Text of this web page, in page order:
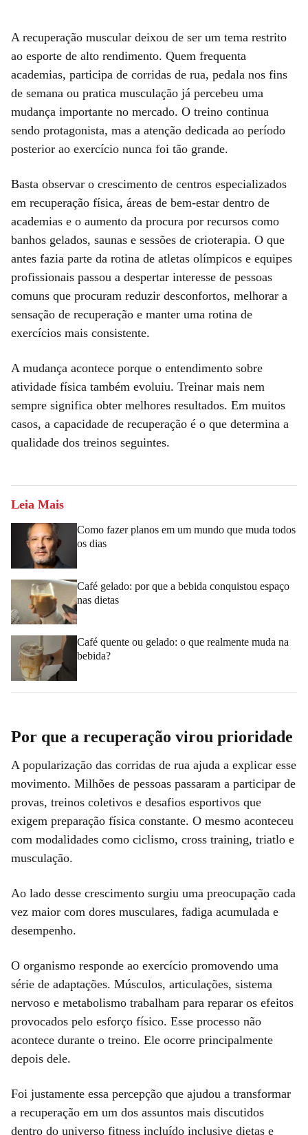
A recuperação muscular deixou de ser um tema restrito
ao esporte de alto rendimento. Quem frequenta
academias, participa de corridas de rua, pedala nos fins
de semana ou pratica musculação já percebeu uma
mudança importante no mercado. O treino continua
sendo protagonista, mas a atenção dedicada ao período
posterior ao exercício nunca foi tão grande.
Basta observar o crescimento de centros especializados
em recuperação física, áreas de bem-estar dentro de
academias e o aumento da procura por recursos como
banhos gelados, saunas e sessões de crioterapia. O que
antes fazia parte da rotina de atletas olímpicos e equipes
profissionais passou a despertar interesse de pessoas
comuns que procuram reduzir desconfortos, melhorar a
sensação de recuperação e manter uma rotina de
exercícios mais consistente.
A mudança acontece porque o entendimento sobre
atividade física também evoluiu. Treinar mais nem
sempre significa obter melhores resultados. Em muitos
casos, a capacidade de recuperação é o que determina a
qualidade dos treinos seguintes.
Leia Mais
Como fazer planos em um mundo que muda todos
os dias
Café gelado: por que a bebida conquistou espaço
nas dietas
Café quente ou gelado: o que realmente muda na
bebida?
Por que a recuperação virou prioridade
A popularização das corridas de rua ajuda a explicar esse
movimento. Milhões de pessoas passaram a participar de
provas, treinos coletivos e desafios esportivos que
exigem preparação física constante. O mesmo aconteceu
com modalidades como ciclismo, cross training, triatlo e
musculação.
Ao lado desse crescimento surgiu uma preocupação cada
vez maior com dores musculares, fadiga acumulada e
desempenho.
O organismo responde ao exercício promovendo uma
série de adaptações. Músculos, articulações, sistema
nervoso e metabolismo trabalham para reparar os efeitos
provocados pelo esforço físico. Esse processo não
acontece durante o treino. Ele ocorre principalmente
depois dele.
Foi justamente essa percepção que ajudou a transformar
a recuperação em um dos assuntos mais discutidos
dentro do universo fitness incluído inclusive dietas e